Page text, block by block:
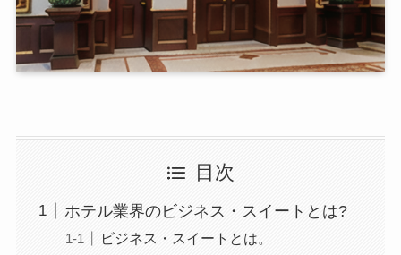
目次
ホテル業界のビジネス・スイートとは?
ビジネス・スイートとは。